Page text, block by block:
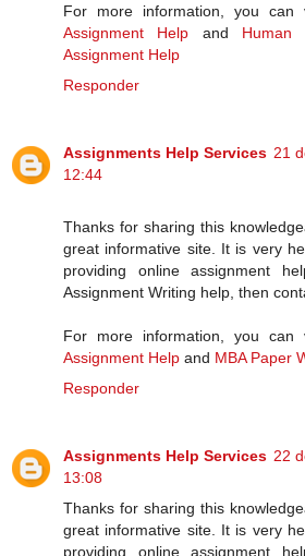
For more information, you can
Assignment Help and Human
Assignment Help
Responder
Assignments Help Services 21
12:44
Thanks for sharing this
great informative site. It is very
providing online assignment
Assignment Writing help, then
For more information, you can
Assignment Help and MBA Paper
Responder
Assignments Help Services 22
13:08
Thanks for sharing this
great informative site. It is very
providing online assignment